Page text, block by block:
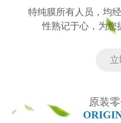
特纯膜所有人员，均
性熟记于心，为您
原装